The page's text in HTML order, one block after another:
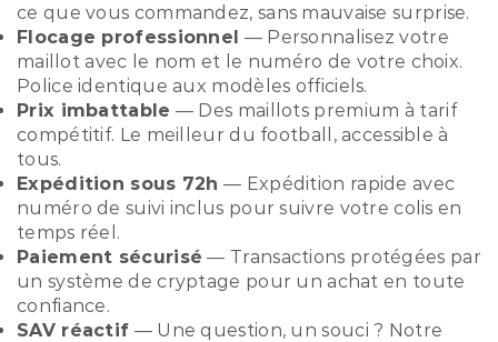
ce que vous commandez, sans mauvaise surprise.
Flocage professionnel — Personnalisez votre
maillot avec le nom et le numéro de votre choix.
Police identique aux modèles officiels.
Prix imbattable — Des maillots premium à tarif
compétitif. Le meilleur du football, accessible à
tous.
Expédition sous 72h — Expédition rapide avec
numéro de suivi inclus pour suivre votre colis en
temps réel.
Paiement sécurisé — Transactions protégées par
un système de cryptage pour un achat en toute
confiance.
SAV réactif — Une question, un souci ? Notre